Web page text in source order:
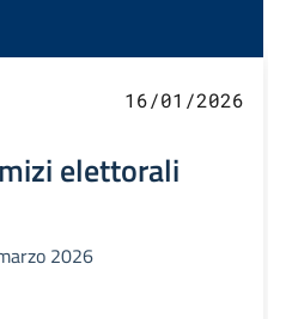
16/01/2026
elettorali
2026